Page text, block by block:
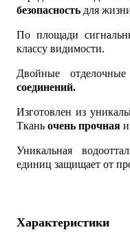
безопасность для
По площади
классу видимости.
Двойные
соединений.
Изготовлен из
Ткань очень прочная
Уникальная
единиц защищает от
Характеристики